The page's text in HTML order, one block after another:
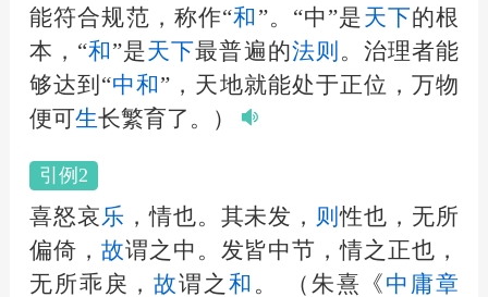
能符合规范，称作“和 ”。“中”是天下的根
本，“和 ”是天下最普遍的法则 。治理者能
够达到“中和 ”，天地就能处于正位，万物
便可生长繁育了。）
引例2
喜怒哀乐 ，情也。其未发， 则性也，无所
偏倚， 故谓之中。发皆中节，情之正也，
无所乖戾，故谓之和 。 （朱熹《中庸章